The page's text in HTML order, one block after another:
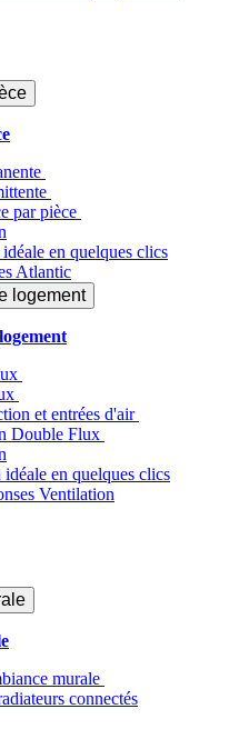
par pièce
en quelques clics
Atlantic
logement
et entrées d'air
Double Flux
en quelques clics
Ventilation
murale
connectés